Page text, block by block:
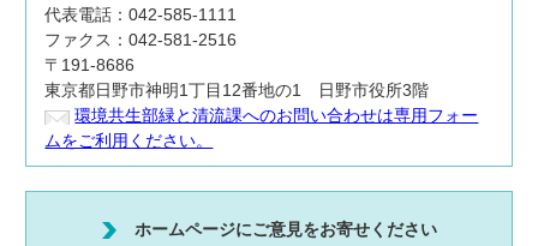
代表電話：042-585-1111
ファクス：042-581-2516
〒191-8686
東京都日野市神明1丁目12番地の1 日野市役所3階
環境共生部緑と清流課へのお問い合わせは専用フォー
ムをご利用ください。
ホームページにご意見をお寄せください